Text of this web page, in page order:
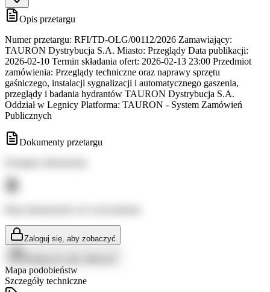
Opis przetargu
Numer przetargu: RFI/TD-OLG/00112/2026 Zamawiający:
TAURON Dystrybucja S.A. Miasto: Przeglądy Data publikacji:
2026-02-10 Termin składania ofert: 2026-02-13 23:00 Przedmiot
zamówienia: Przeglądy techniczne oraz naprawy sprzętu
gaśniczego, instalacji sygnalizacji i automatycznego gaszenia,
przeglądy i badania hydrantów TAURON Dystrybucja S.A.
Oddział w Legnicy Platforma: TAURON - System Zamówień
Publicznych
Dokumenty przetargu
Zaloguj się, aby zobaczyć
Mapa podobieństw
Szczegóły techniczne